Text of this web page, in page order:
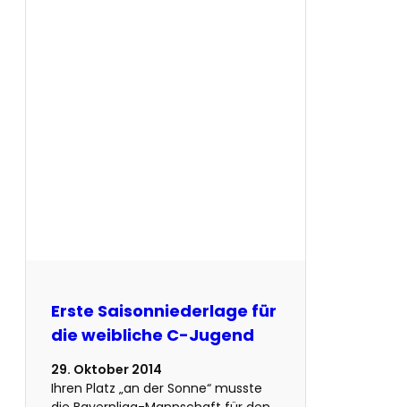
Erste Saisonniederlage für
die weibliche C-Jugend
29. Oktober 2014
Ihren Platz „an der Sonne“ musste